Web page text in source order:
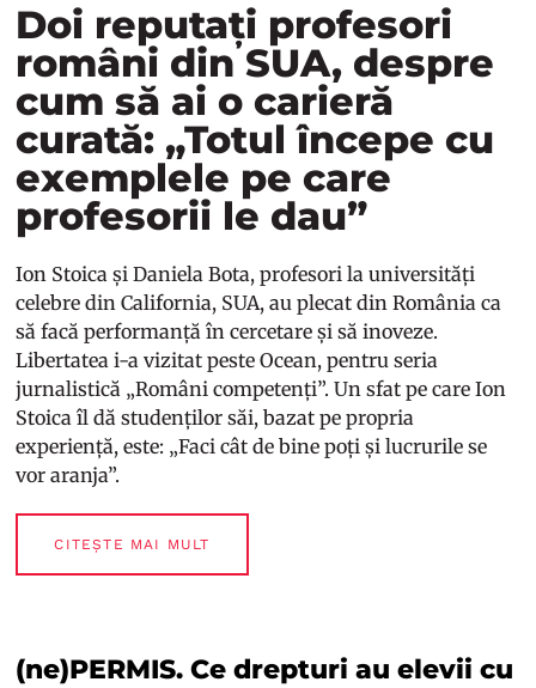
Doi reputați profesori
români din SUA, despre
cum să ai o carieră
curată: „Totul începe cu
exemplele pe care
profesorii le dau”
Ion Stoica și Daniela Bota, profesori la universități
celebre din California, SUA, au plecat din România ca
să facă performanță în cercetare și să inoveze.
Libertatea i-a vizitat peste Ocean, pentru seria
jurnalistică „Români competenți”. Un sfat pe care Ion
Stoica îl dă studenților săi, bazat pe propria
experiență, este: „Faci cât de bine poți și lucrurile se
vor aranja”.
CITEȘTE MAI MULT
(ne)PERMIS. Ce drepturi au elevii cu